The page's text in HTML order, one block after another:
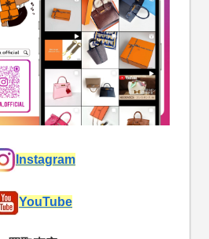
Instagram
YouTube